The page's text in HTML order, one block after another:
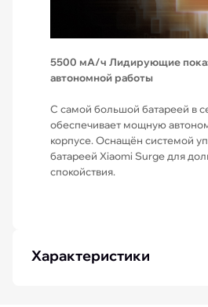
5500 мА/ч Лидирующие
автономной работы
С самой большой батареей в
обеспечивает мощную
корпусе. Оснащён системой
батареей Xiaomi Surge для
спокойствия.
Характеристики